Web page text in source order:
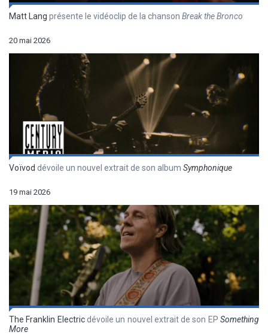
Matt Lang présente le vidéoclip de la chanson Break the Bronco
20 mai 2026
Voïvod dévoile un nouvel extrait de son album Symphonique
19 mai 2026
The Franklin Electricdévoile un nouvel extrait de son EPSomething
More